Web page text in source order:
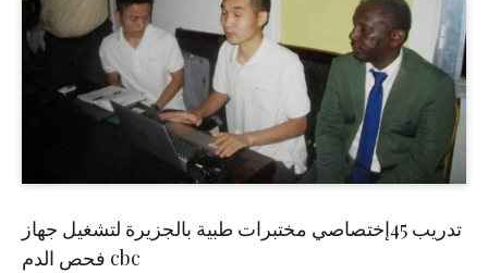
تدريب 45إختصاصي مختبرات طبية بالجزيرة لتشغيل جهاز
فحص الدم cbc